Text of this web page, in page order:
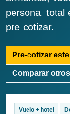
persona, total
pre-cotizar.
Pre-cotizar
Comparar
Vuelo + hotel